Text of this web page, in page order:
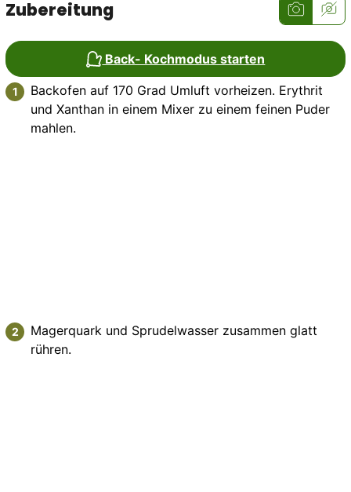
Zubereitung
Back- Kochmodus starten
Backofen auf 170 Grad Umluft vorheizen. Erythrit
und Xanthan in einem Mixer zu einem feinen Puder
mahlen.
Magerquark und Sprudelwasser zusammen glatt
rühren.